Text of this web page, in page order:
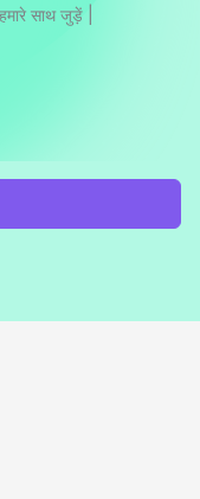
साथ जुड़ें |